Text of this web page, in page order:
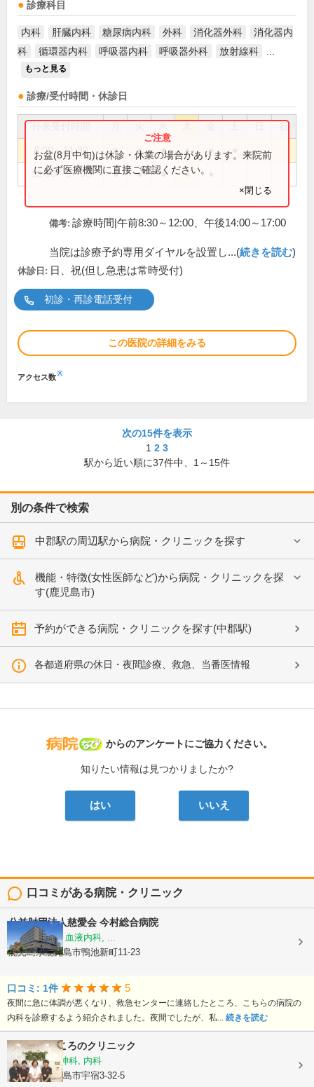
診療科目
内科 肝臓内科 糖尿病内科 外科 消化器外科
消化器内
科
循環器内科 呼吸器内科 呼吸器外科 放射線科
もっと見る
診療/受付時間・休診日
祝
8:00～11:30 ● ● ● ● ●
13:00～17:00 ● ● ● ●
お盆(8月中旬)は休診・休業の場合があります。来院前
に必ず医療機関に直接ご確認ください。
×閉じる
備考: 診療時間|午前8:30～12:00、午後14:00～17:00
当院は診療予約専用ダイヤルを設置し...(続きを読む)
休診日: 日、祝(但し急患は常時受付)
初診・再診電話受付
この医院の詳細をみる
アクセス数※
次の15件を表示
1 2 3
駅から近い順に37件中、 1～15件
別の条件で検索
中郡駅の周辺駅から病院・クリニックを探す
機能・特徴(女性医師など)から病院・クリニックを探
す(鹿児島市)
予約ができる病院・クリニックを探す(中郡駅)
各都道府県の休日・夜間診療、救急、当番医情報
病院なび
からのアンケートにご協力ください。
知りたい情報は見つかりましたか?
はい いいえ
口コミがある病院・クリニック
公益財団法人慈愛会 今村総合病院
内科, 救急科, 血液内科, ...
鹿児島県鹿児島市鴨池新町11-23
口コミ: 1件 5
夜間に急に体調が悪くなり、救急センターに連絡したところ、こちらの病院の
内科を診療するよう紹介されました。夜間でしたが、私... 続きを読む
スリジエこころのクリニック
心療内科, 精神科, 内科
鹿児島県鹿児島市宇宿3-32-5